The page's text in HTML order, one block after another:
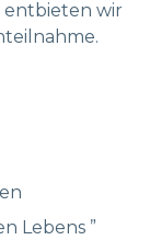
entbieten wir
Lebens ”